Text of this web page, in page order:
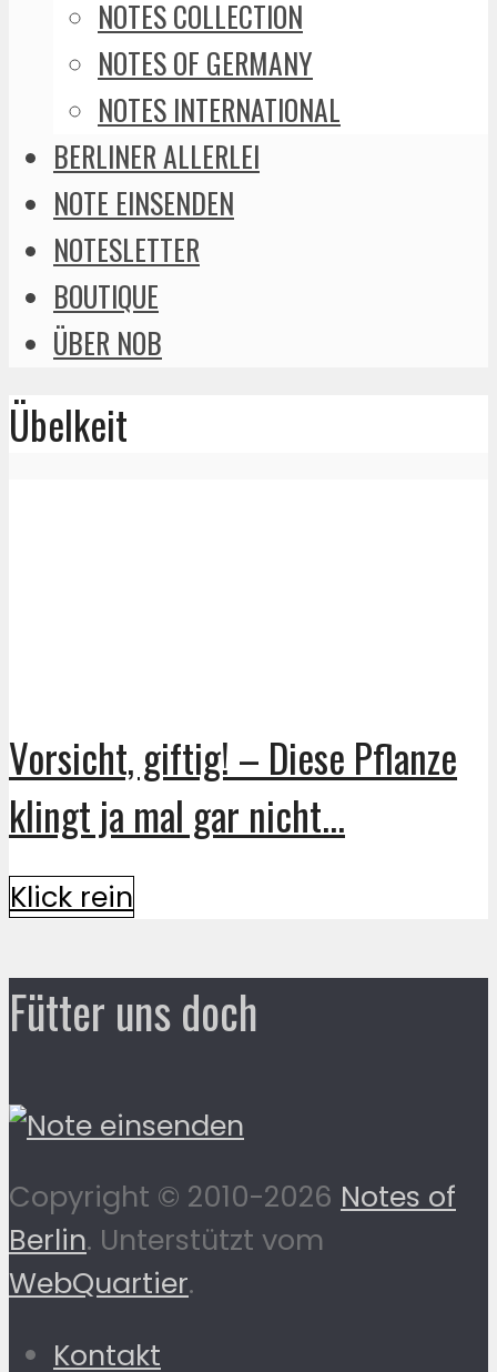
NOTES COLLECTION
NOTES OF GERMANY
NOTES INTERNATIONAL
BERLINER ALLERLEI
NOTE EINSENDEN
NOTESLETTER
BOUTIQUE
ÜBER NOB
Übelkeit
Vorsicht, giftig! – Diese Pflanze
klingt ja mal gar nicht...
Klick rein
Fütter uns doch
Copyright © 2010-2026 Notes of
Berlin. Unterstützt vom
WebQuartier.
Kontakt